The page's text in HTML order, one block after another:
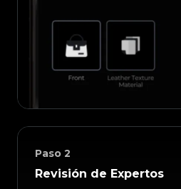
Paso 2
Revisión de Expertos